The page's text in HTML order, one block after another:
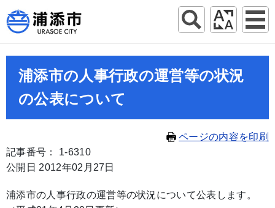
浦添市の人事行政の運営等の状況
の公表について
ページの内容を印刷
記事番号： 1-6310
公開日 2012年02月27日
浦添市の人事行政の運営等の状況について公表します。